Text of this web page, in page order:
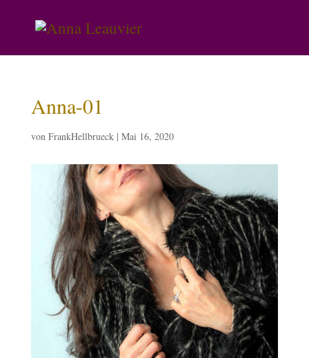
Anna-01
von FrankHellbrueck| Mai 16, 2020